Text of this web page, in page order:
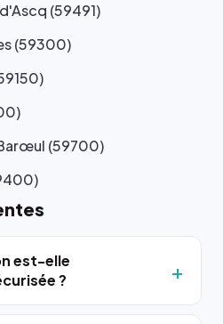
(59491)
(59300)
(59700)
est-elle
?